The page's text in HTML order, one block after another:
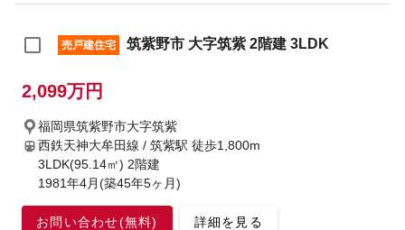
売戸建住宅 筑紫野市 大字筑紫 2階建 3LDK
2,099万円
福岡県筑紫野市大字筑紫
西鉄天神大牟田線 / 筑紫駅 徒歩1,800m
3LDK(95.14㎡) 2階建
1981年4月(築45年5ヶ月)
お問い合わせ(無料) 詳細を見る